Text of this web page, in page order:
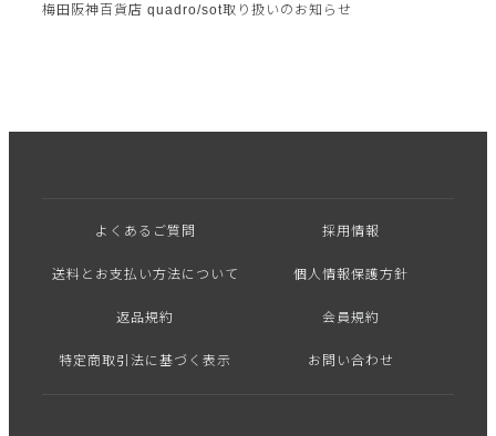
梅田阪神百貨店 quadro/sot取り扱いのお知らせ
よくあるご質問 採用情報
送料とお支払い方法について 個人情報保護方針
返品規約 会員規約
特定商取引法に基づく表示 お問い合わせ